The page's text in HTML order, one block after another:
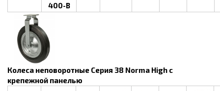
400-B
Колеса неповоротные Серия 38 Norma High с
крепежной панелью